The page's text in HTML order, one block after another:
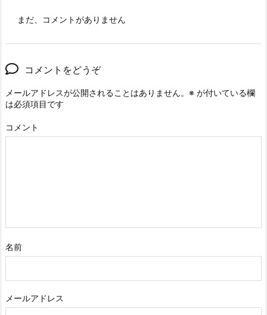
まだ、コメントがありません
コメントをどうぞ
メールアドレスが公開されることはありません。 ※ が付いている欄
は必須項目です
コメント
名前
メールアドレス